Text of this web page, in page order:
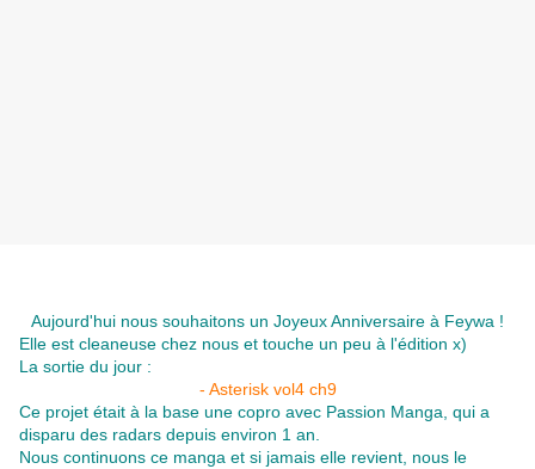
Aujourd'hui nous souhaitons un Joyeux Anniversaire à Feywa !
Elle est cleaneuse chez nous et touche un peu à l'édition x)
La sortie du jour :
- Asterisk vol4 ch9
Ce projet était à la base une copro avec Passion Manga, qui a
disparu des radars depuis environ 1 an.
Nous continuons ce manga et si jamais elle revient, nous le